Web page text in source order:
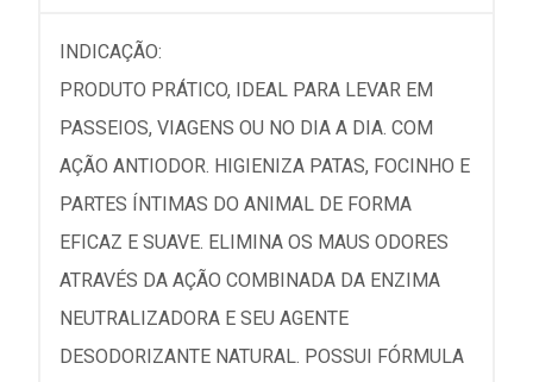
INDICAÇÃO:
PRODUTO PRÁTICO, IDEAL PARA LEVAR EM
PASSEIOS, VIAGENS OU NO DIA A DIA. COM
AÇÃO ANTIODOR. HIGIENIZA PATAS, FOCINHO E
PARTES ÍNTIMAS DO ANIMAL DE FORMA
EFICAZ E SUAVE. ELIMINA OS MAUS ODORES
ATRAVÉS DA AÇÃO COMBINADA DA ENZIMA
NEUTRALIZADORA E SEU AGENTE
DESODORIZANTE NATURAL. POSSUI FÓRMULA